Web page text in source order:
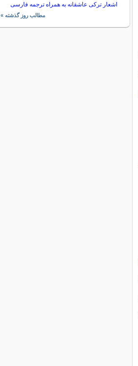
اشعار ترکی عاشقانه به همراه ترجمه فارسی
مطالب روز گذشته »